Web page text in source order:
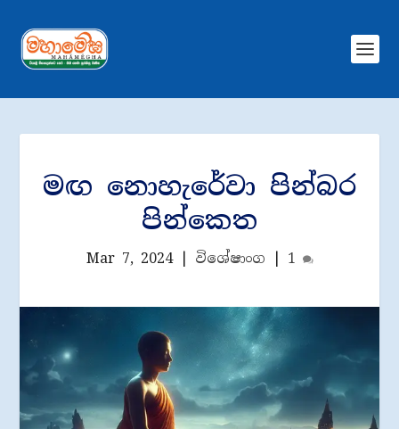
මඟ නොහැරේවා පින්බර
පින්කෙත
Mar 7, 2024| විශේෂාංග 1